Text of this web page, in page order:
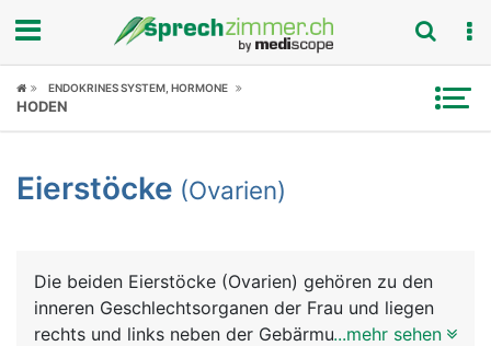
Fokus
Symptome
News
ENDOKRINES SYSTEM, HORMONE
HODEN
Eierstöcke (Ovarien)
Die beiden Eierstöcke (Ovarien) gehören zu den
inneren Geschlechtsorganen der Frau und liegen
rechts und links neben der Gebärmutter. Sie haben
...mehr sehen